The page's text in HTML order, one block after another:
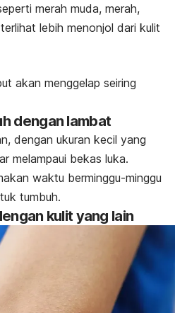
merah muda, merah,
lebih menonjol dari kulit
akan menggelap seiring
dengan lambat
dengan ukuran kecil yang
melampaui bekas luka.
waktu berminggu-minggu
tumbuh.
kulit yang lain